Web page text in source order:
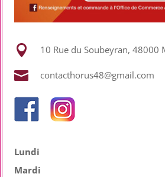
 10 Rue du Soubeyran, 48000
 contacthorus48@gmail.com
Lundi
Mardi